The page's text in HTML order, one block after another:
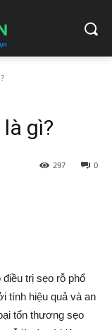
gì?
0
297
trị sẹo rỗ phổ
tính hiệu quả và an
tổn thương sẹo